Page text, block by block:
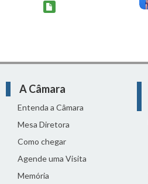
A Câmara
Entenda a Câmara
Mesa Diretora
Como chegar
Agende uma Visita
Memória